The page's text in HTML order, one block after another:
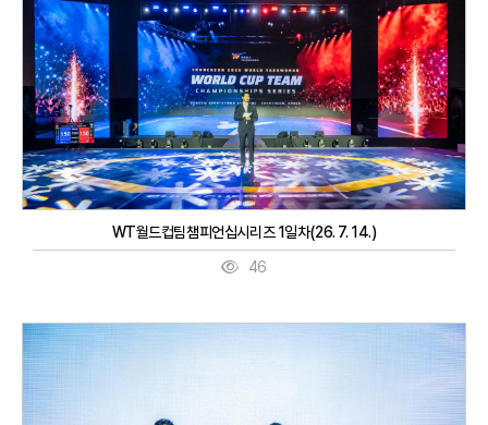
WT월드컵팀챔피언십시리즈 1일차(26. 7. 14.)
46